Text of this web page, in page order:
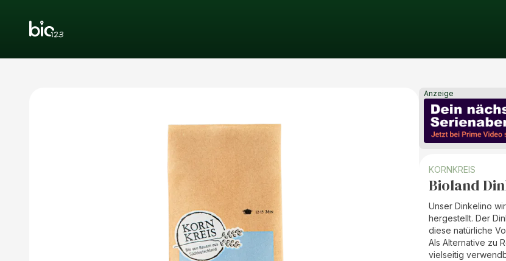
Anzeige
KORNKREIS
Bioland
Unser Dinkelino
hergestellt. Der
diese natürliche
Als Alternative zu
vielseitig